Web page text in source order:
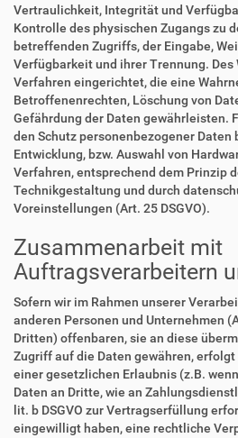
Vertraulichkeit, Integrität und
Kontrolle des physischen Zugangs zu
betreffenden Zugriffs, der Eingabe,
Verfügbarkeit und ihrer Trennung. Des
Verfahren eingerichtet, die eine
Betroffenenrechten, Löschung von
Gefährdung der Daten gewährleisten.
den Schutz personenbezogener Daten
Entwicklung, bzw. Auswahl von
Verfahren, entsprechend dem Prinzip
Technikgestaltung und durch
Voreinstellungen (Art. 25 DSGVO).
Zusammenarbeit mit
Auftragsverarbeitern
Sofern wir im Rahmen unserer
anderen Personen und Unternehmen
Dritten) offenbaren, sie an diese
Zugriff auf die Daten gewähren,
einer gesetzlichen Erlaubnis (z.B.
Daten an Dritte, wie an
lit. b DSGVO zur Vertragserfüllung
eingewilligt haben, eine rechtliche